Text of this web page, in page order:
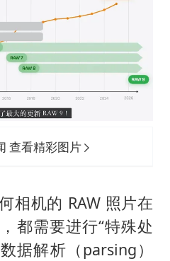
查看精彩图片
相机的 RAW 照片在
都需要进行“特殊处
据解析（parsing）